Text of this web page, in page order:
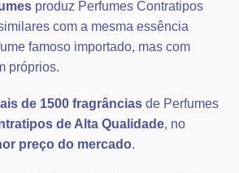
produz Perfumes Contratipos
com a mesma essência
famoso importado, mas com
próprios.
de 1500 fragrâncias de Perfumes
de Alta Qualidade, no
preço do mercado.